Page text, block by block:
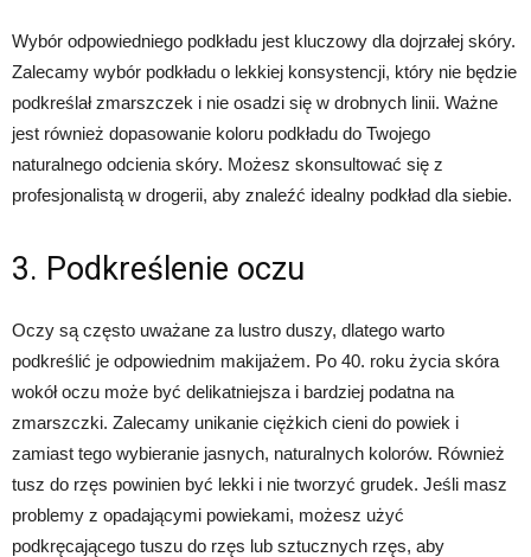
Wybór odpowiedniego podkładu jest kluczowy dla dojrzałej skóry.
Zalecamy wybór podkładu o lekkiej konsystencji, który nie będzie
podkreślał zmarszczek i nie osadzi się w drobnych linii. Ważne
jest również dopasowanie koloru podkładu do Twojego
naturalnego odcienia skóry. Możesz skonsultować się z
profesjonalistą w drogerii, aby znaleźć idealny podkład dla siebie.
3. Podkreślenie oczu
Oczy są często uważane za lustro duszy, dlatego warto
podkreślić je odpowiednim makijażem. Po 40. roku życia skóra
wokół oczu może być delikatniejsza i bardziej podatna na
zmarszczki. Zalecamy unikanie ciężkich cieni do powiek i
zamiast tego wybieranie jasnych, naturalnych kolorów. Również
tusz do rzęs powinien być lekki i nie tworzyć grudek. Jeśli masz
problemy z opadającymi powiekami, możesz użyć
podkręcającego tuszu do rzęs lub sztucznych rzęs, aby